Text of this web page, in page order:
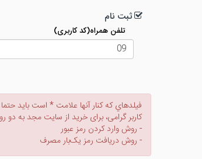
ثبت نام
تلفن همراه(کد کاربری)
فيلدهاي كه كنار آنها علامت * است بايد
کاربر گرامی، برای خرید از سایت مجد به دو
- روش وارد کردن رمز عبور
- روش دریافت رمز یک‌بار مصرف